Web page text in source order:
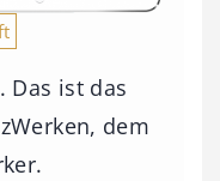
Das ist das
dem